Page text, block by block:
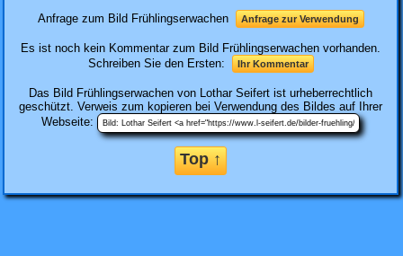
Anfrage zum Bild Frühlingserwachen
Anfrage zur Verwendung
Es ist noch kein Kommentar zum Bild Frühlingserwachen vorhanden.
Schreiben Sie den Ersten:
Ihr Kommentar
Das Bild Frühlingserwachen von Lothar Seifert ist urheberrechtlich
geschützt. Verweis zum kopieren bei Verwendung des Bildes auf Ihrer
Webseite:
Top ↑